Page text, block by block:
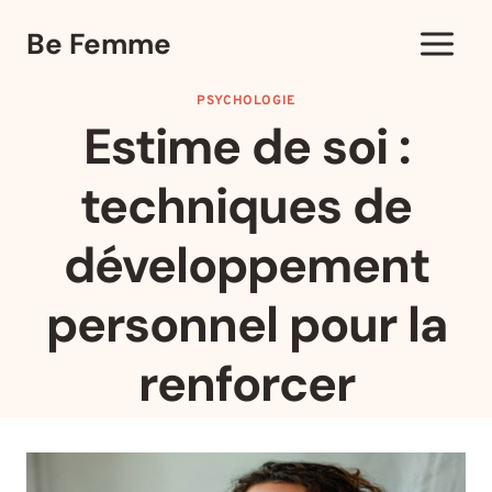
Be Femme
PSYCHOLOGIE
Estime de soi :
techniques de
développement
personnel pour la
renforcer